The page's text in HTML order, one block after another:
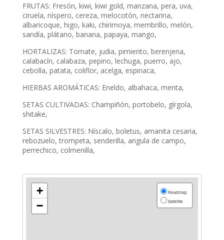
FRUTAS: Fresón, kiwi, kiwi gold, manzana, pera, uva,
ciruela, níspero, cereza, melocotón, nectarina,
albaricoque, higo, kaki, chirimoya, membrillo, melón,
sandía, plátano, banana, papaya, mango,
HORTALIZAS: Tomate, judia, pimiento, berenjena,
calabacín, calabaza, pepino, lechuga, puerro, ajo,
cebolla, patata, coliflor, acelga, espinaca,
HIERBAS AROMÁTICAS: Eneldo, albahaca, menta,
SETAS CULTIVADAS: Champiñón, portobelo, gírgola,
shitake,
SETAS SILVESTRES: Níscalo, boletus, amanita cesaria,
rebozuelo, trompeta, senderilla, angula de campo,
perrechico, colmenilla,
+
−
Roadmap
Satellite